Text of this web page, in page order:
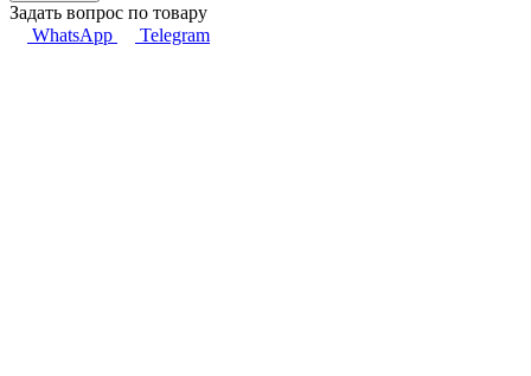
Задать вопрос по товару
WhatsApp
Telegram